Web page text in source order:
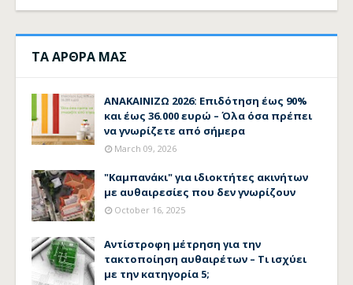
ΤΑ ΑΡΘΡΑ ΜΑΣ
ΑΝΑΚΑΙΝΙΖΩ 2026: Επιδότηση έως 90%
και έως 36.000 ευρώ – Όλα όσα πρέπει
να γνωρίζετε από σήμερα
March 09, 2026
"Καμπανάκι" για ιδιοκτήτες ακινήτων
με αυθαιρεσίες που δεν γνωρίζουν
October 16, 2025
Αντίστροφη μέτρηση για την
τακτοποίηση αυθαιρέτων – Τι ισχύει
με την κατηγορία 5;